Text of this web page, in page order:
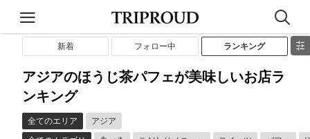
新着 フォロー中 ランキング
アジアのほうじ茶パフェが美味しいお店ラ
ンキング
全てのエリア
アジア